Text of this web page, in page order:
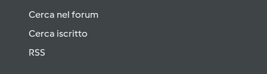
Cerca nel forum
Cerca iscritto
RSS